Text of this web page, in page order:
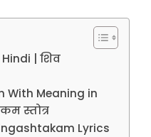
| शिव
With Meaning in
स्तोत्र
Lyrics